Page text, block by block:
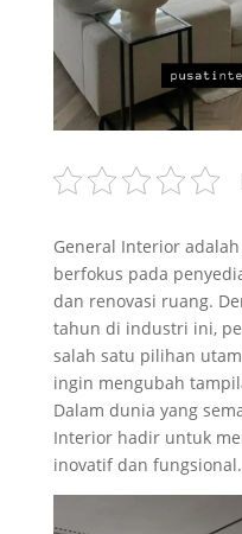
General Interior
berfokus pada
dan renovasi ruang.
tahun di industri ini,
salah satu pilihan
ingin mengubah
Dalam dunia yang
Interior hadir untuk
inovatif dan fungsional.